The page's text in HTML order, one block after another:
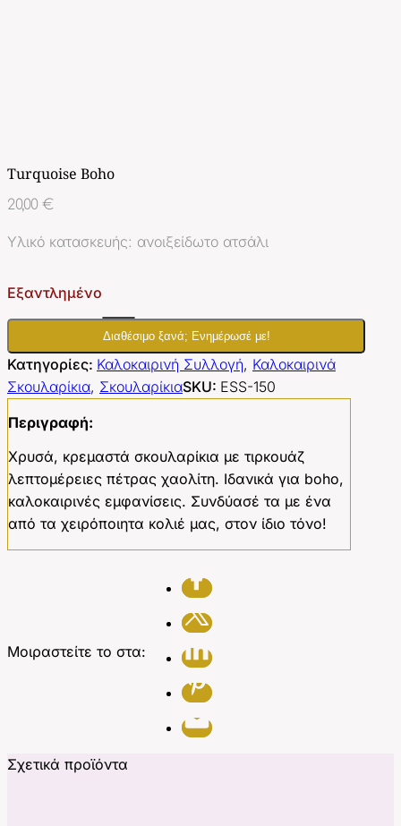
Turquoise Boho
20,00 €
Υλικό κατασκευής: ανοιξείδωτο ατσάλι
Εξαντλημένο
Διαθέσιμο ξανά; Ενημέρωσέ με!
Κατηγορίες: Καλοκαιρινή Συλλογή, Καλοκαιρινά
Σκουλαρίκια, ΣκουλαρίκιαSKU: ESS-150
Περιγραφή:
Χρυσά, κρεμαστά σκουλαρίκια με τιρκουάζ
λεπτομέρειες πέτρας χαολίτη. Ιδανικά για boho,
καλοκαιρινές εμφανίσεις. Συνδύασέ τα με ένα
από τα χειρόποιητα κολιέ μας, στον ίδιο τόνο!
Μοιραστείτε το στα:
Σχετικά προϊόντα